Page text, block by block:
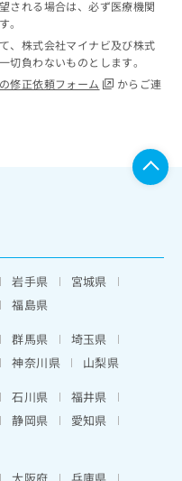
される場合は、必ず医療機関
。
、株式会社マイナビ及び株式
切負わないものとします。
修正依頼フォーム
からご連
岩手県
宮城県
福島県
群馬県
埼玉県
神奈川県
山梨県
石川県
福井県
静岡県
愛知県
大阪府
兵庫県